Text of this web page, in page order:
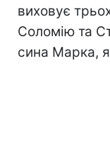
виховує
Соломію та
сина Марка,